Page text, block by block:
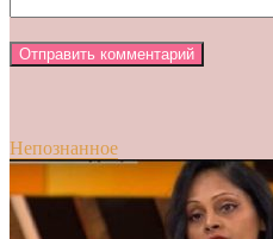
Непознанное